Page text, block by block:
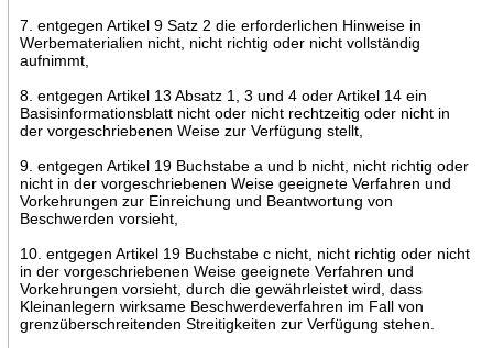
7. entgegen Artikel 9 Satz 2 die erforderlichen Hinweise in
Werbematerialien nicht, nicht richtig oder nicht vollständig
aufnimmt,
8. entgegen Artikel 13 Absatz 1, 3 und 4 oder Artikel 14 ein
Basisinformationsblatt nicht oder nicht rechtzeitig oder nicht in
der vorgeschriebenen Weise zur Verfügung stellt,
9. entgegen Artikel 19 Buchstabe a und b nicht, nicht richtig oder
nicht in der vorgeschriebenen Weise geeignete Verfahren und
Vorkehrungen zur Einreichung und Beantwortung von
Beschwerden vorsieht,
10. entgegen Artikel 19 Buchstabe c nicht, nicht richtig oder nicht
in der vorgeschriebenen Weise geeignete Verfahren und
Vorkehrungen vorsieht, durch die gewährleistet wird, dass
Kleinanlegern wirksame Beschwerdeverfahren im Fall von
grenzüberschreitenden Streitigkeiten zur Verfügung stehen.